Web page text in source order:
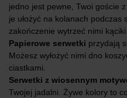
jedno jest pewne, Twoi goście
je ułożyć na kolanach podczas
zakończenie wytrzeć nimi kąciki
Papierowe serwetki przydają
Możesz wyłożyć nimi dno
ciastkami.
Serwetki z wiosennym
Twojej jadalni. Żywe kolory to